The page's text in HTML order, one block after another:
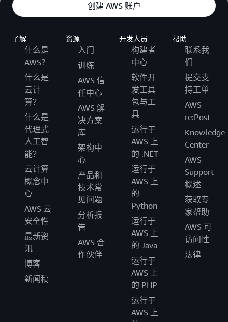
创建 AWS 账户
了解
什么是
AWS？
什么是
云计
算？
什么是
代理式
人工智
能？
云计算
概念中
心
AWS 云
安全性
最新资
讯
博客
新闻稿
资源
入门
训练
AWS 信
任中心
AWS 解
决方案
库
架构中
心
产品和
技术常
见问题
分析报
告
AWS 合
作伙伴
开发人员
构建者
中心
软件开
发工具
包与工
具
运行于
AWS 上
的 .NET
运行于
AWS 上
的
Python
运行于
AWS 上
的 Java
运行于
AWS 上
的 PHP
运行于
AWS 上
帮助
联系我
们
提交支
持工单
AWS
re:Post
Knowledge
Center
AWS
Support
概述
获取专
家帮助
AWS 可
访问性
法律